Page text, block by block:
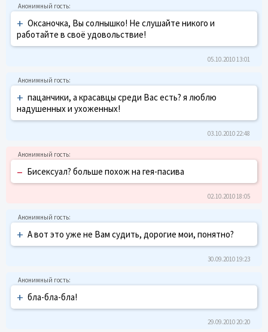
+ Оксаночка, Вы солнышко! Не слушайте никого и
работайте в своё удовольствие!
05.10.2010 13:01
+ пацанчики, а красавцы среди Вас есть? я люблю
надушенных и ухоженных!
03.10.2010 22:48
– Бисексуал? больше похож на гея-пасива
02.10.2010 18:05
+ А вот это уже не Вам судить, дорогие мои, понятно?
30.09.2010 19:23
+ бла-бла-бла!
29.09.2010 20:20